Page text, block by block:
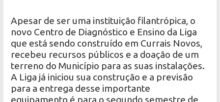
Apesar de ser uma instituição filantrópica, o
novo Centro de Diagnóstico e Ensino da Liga
que está sendo construído em Currais Novos,
recebeu recursos públicos e a doação de um
terreno do Município para as suas instalações.
A Liga já iniciou sua construção e a previsão
para a entrega desse importante
equipamento é para o segundo semestre de